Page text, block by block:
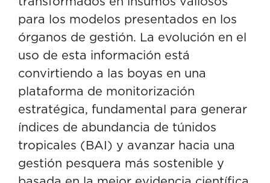
para los modelos presentados en los
órganos de gestión. La evolución en el
uso de esta información está
convirtiendo a las boyas en una
plataforma de monitorización
estratégica, fundamental para generar
índices de abundancia de túnidos
tropicales (BAI) y avanzar hacia una
gestión pesquera más sostenible y